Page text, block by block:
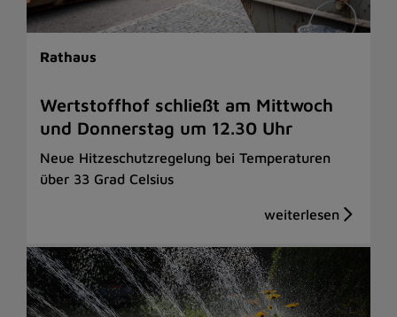
Rathaus
Wertstoffhof schließt am Mittwoch
und Donnerstag um 12.30 Uhr
Neue Hitzeschutzregelung bei Temperaturen
über 33 Grad Celsius